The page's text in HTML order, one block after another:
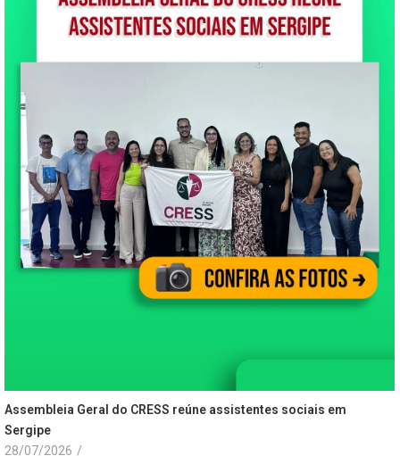
Assembleia Geral do CRESS reúne assistentes sociais em
Sergipe
28/07/2026 /